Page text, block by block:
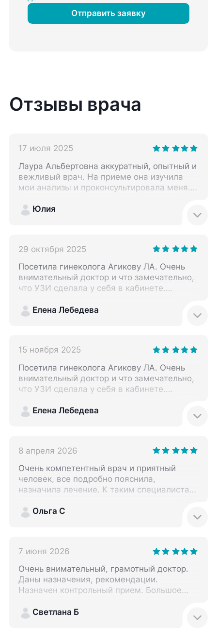
Отправить заявку
Отзывы врача
17 июля 2025
Лаура Альбертовна аккуратный, опытный и
вежливый врач. На приеме она изучила
мои анализы и проконсультировала меня.
Юлия
29 октября 2025
Посетила гинеколога Агикову ЛА. Очень
внимательный доктор и что замечательно,
что УЗИ сделала у себя в кабинете.
своей очереди, не пришлось.
Елена Лебедева
15 ноября 2025
Посетила гинеколога Агикову ЛА. Очень
внимательный доктор и что замечательно,
что УЗИ сделала у себя в кабинете.
своей очереди, не пришлось. Очень
Елена Лебедева
8 апреля 2026
Очень компетентный врач и приятный
человек, все подробно пояснила,
назначила лечение. К таким специалистам
сама вернусь снова. спасибо!
Ольга С
7 июня 2026
Очень внимательный, грамотный доктор.
Даны назначения, рекомендации.
Назначен контрольный прием. Большое
Светлана Б